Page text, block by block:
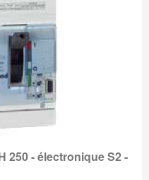
250 - électronique S2 -